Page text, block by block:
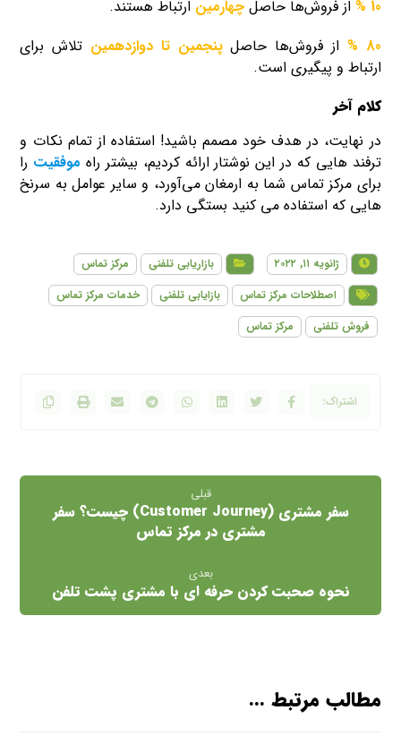
10 %
از فروش‌ها حاصلچهارمین ارتباط هستند.
80 %
از فروش‌ها حاصلپنجمین تا دوازدهمین تلاش برای
ارتباط و پیگیری است.
کلام آخر
در نهایت، در هدف خود مصمم باشید! استفاده از تمام نکات و
ترفند هایی که در این نوشتار ارائه کردیم، بیشتر راه موفقیت را
برای مرکز تماس شما به ارمغان می‌آورد، و سایر عوامل به سرنخ
هایی که استفاده می کنید بستگی دارد.
ژانویه ۱۱, ۲۰۲۲ بازاریابی تلفنی
مرکز تماس
اصطلاحات مرکز تماس
بازایابی تلفنی
خدمات مرکز تماس
فروش تلفنی
مرکز تماس
قبلی
سفر مشتری (Customer Journey) چیست؟ سفر
مشتری در مرکز تماس
بعدی
نحوه صحبت کردن حرفه ای با مشتری پشت تلفن
مطالب مرتبط ...